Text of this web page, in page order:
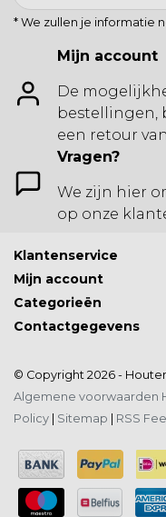
* We zullen je informatie
Mijn account
De
bestellingen,
een retour
Vragen?
We zijn hier
op onze
Klantenservice
Mijn account
Categorieën
Contactgegevens
© Copyright 2026 -
Algemene voorwaarden
Policy
Sitemap RSS